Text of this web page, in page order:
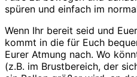
spüren und einfach im
Wenn Ihr bereit seid und
kommt in die für Euch
Eurer Atmung nach. Wo
(z.B. im Brustbereich, der